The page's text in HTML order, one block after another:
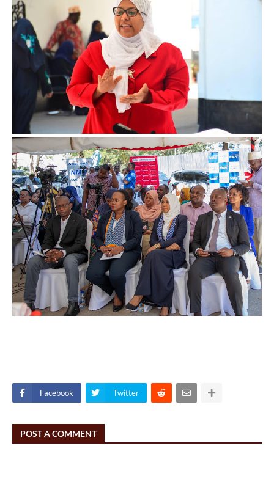
Facebook Twitter
POST A COMMENT